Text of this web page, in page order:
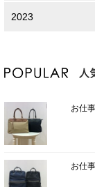
2023
お仕
お仕